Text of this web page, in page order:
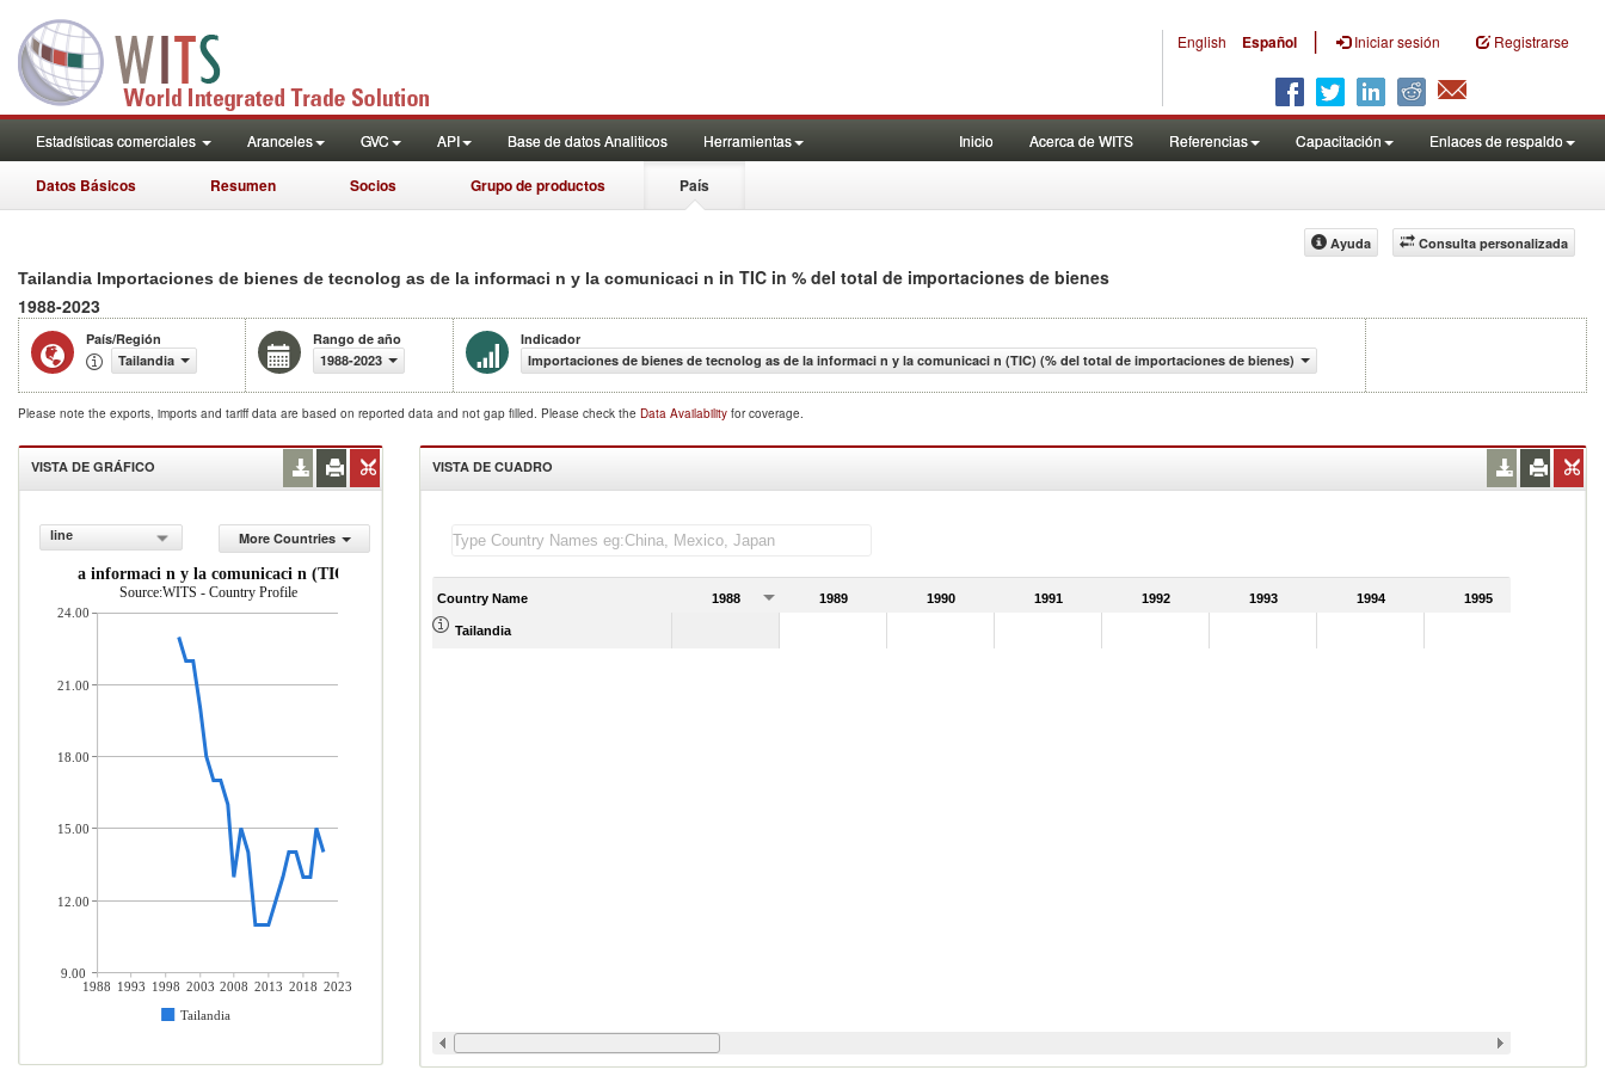
English Español | Iniciar sesión Registrarse
Estadísticas comerciales Aranceles GVC API Base de datos Analiticos Herramientas Inicio Acerca de WITS Referencias Capacitación Enlaces de respaldo
Datos Básicos Resumen Socios Grupo de productos País
Consulta personalizada
Ayuda
Tailandia Importaciones de bienes de tecnolog as de la informaci n y la comunicaci n in TIC in % del total de importaciones de bienes
1988-2023
País/Región
Tailandia
Rango de año
1988-2023
Indicador
Importaciones de bienes de tecnolog as de la informaci n y la comunicaci n (TIC) (% del total de importaciones de bienes)
Please note the exports, imports and tariff data are based on reported data and not gap filled. Please check the Data Availability for coverage.
VISTA DE GRÁFICO
line
More Countries
as de la informaci n y la comunicaci n (TIC) (% del total de importaciones de bienes)
Source:WITS - Country Profile
1988 1993 1998 2003 2008 2013 2018 2023
Tailandia
24.00
21.00
18.00
15.00
12.00
9.00
VISTA DE CUADRO
Country Name 1988 1989 1990 1991 1992 1993 1994 1995
Tailandia